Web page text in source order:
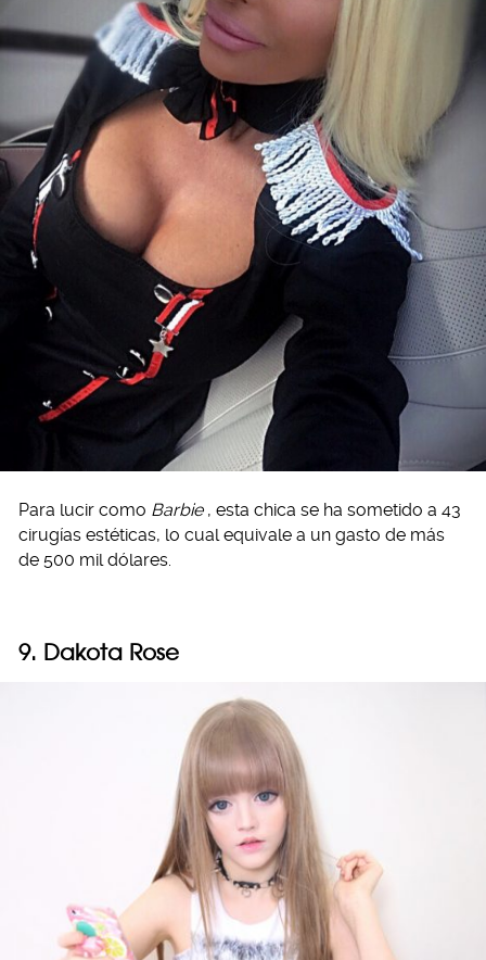
Para lucir como Barbie , esta chica se ha sometido a 43
cirugías estéticas, lo cual equivale a un gasto de más
de 500 mil dólares.
9. Dakota Rose